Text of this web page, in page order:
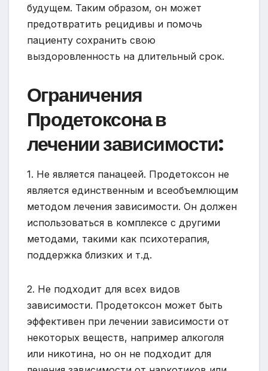
будущем. Таким образом, он может
предотвратить рецидивы и помочь
пациенту сохранить свою
выздоровленность на длительный срок.
Ограничения
Продетоксона в
лечении зависимости:
1. Не является панацеей. Продетоксон не
является единственным и всеобъемлющим
методом лечения зависимости. Он должен
использоваться в комплексе с другими
методами, такими как психотерапия,
поддержка близких и т.д.
2. Не подходит для всех видов
зависимости. Продетоксон может быть
эффективен при лечении зависимости от
некоторых веществ, например алкоголя
или никотина, но он не подходит для